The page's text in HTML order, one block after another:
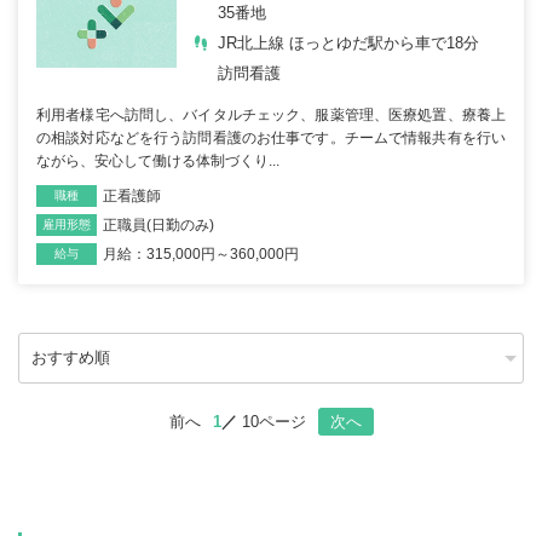
35番地
JR北上線 ほっとゆだ駅から車で18分
訪問看護
利用者様宅へ訪問し、バイタルチェック、服薬管理、医療処置、療養上
の相談対応などを行う訪問看護のお仕事です。チームで情報共有を行い
ながら、安心して働ける体制づくり...
職種 正看護師
雇用形態 正職員(日勤のみ)
給与 月給：315,000円～360,000円
前へ 1 10ページ 次へ